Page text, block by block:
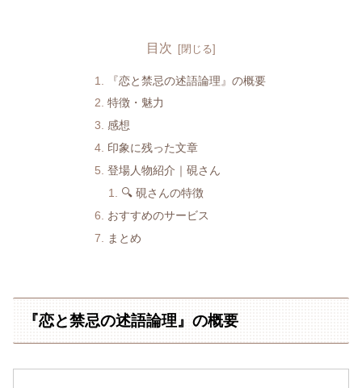
目次
『恋と禁忌の述語論理』の概要
特徴・魅力
感想
印象に残った文章
登場人物紹介｜硯さん
🔍 硯さんの特徴
おすすめのサービス
まとめ
『恋と禁忌の述語論理』の概要